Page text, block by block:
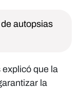
autopsias
que la
la